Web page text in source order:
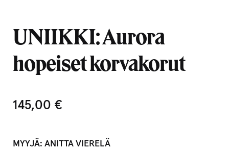
UNIIKKI: Aurora
hopeiset korvakorut
145,00 €
MYYJÄ:ANITTA VIERELÄ